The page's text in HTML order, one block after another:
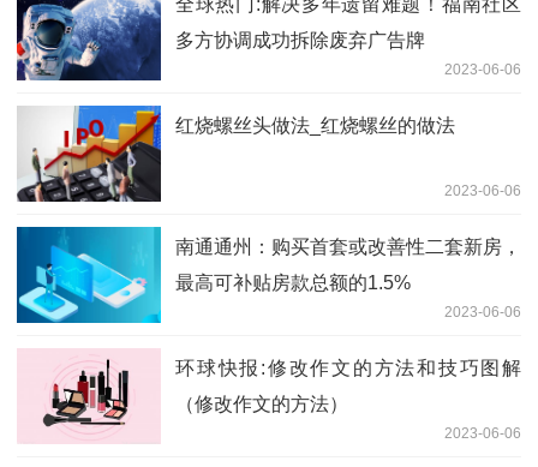
多方协调成功拆除废弃广告牌
2023-06-06
红烧螺丝头做法_红烧螺丝的做法
2023-06-06
南通通州：购买首套或改善性二套新房，
最高可补贴房款总额的1.5%
2023-06-06
环球快报:修改作文的方法和技巧图解
（修改作文的方法）
2023-06-06